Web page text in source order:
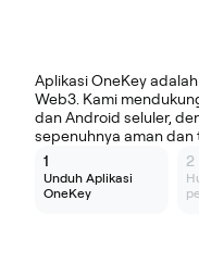
Aplikasi OneKey
Web3. Kami
dan Android seluler,
sepenuhnya aman dan
1
Unduh Aplikasi
OneKey
2